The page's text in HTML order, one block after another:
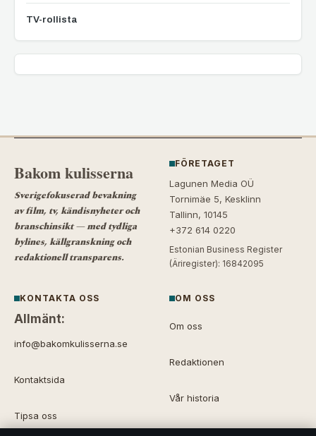
TV-rollista
Bakom kulisserna
Sverigefokuserad bevakning
av film, tv, kändisnyheter och
branschinsikt — med tydliga
bylines, källgranskning och
redaktionell transparens.
FÖRETAGET
Lagunen Media OÜ
Tornimäe 5, Kesklinn
Tallinn, 10145
+372 614 0220
Estonian Business Register
(Äriregister): 16842095
KONTAKTA OSS
Allmänt:
info@bakomkulisserna.se
Kontaktsida
Tipsa oss
OM OSS
Om oss
Redaktionen
Vår historia